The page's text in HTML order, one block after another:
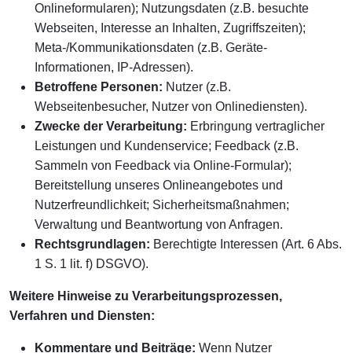
Onlineformularen); Nutzungsdaten (z.B. besuchte
Webseiten, Interesse an Inhalten, Zugriffszeiten);
Meta-/Kommunikationsdaten (z.B. Geräte-
Informationen, IP-Adressen).
Betroffene Personen: Nutzer (z.B.
Webseitenbesucher, Nutzer von Onlinediensten).
Zwecke der Verarbeitung: Erbringung vertraglicher
Leistungen und Kundenservice; Feedback (z.B.
Sammeln von Feedback via Online-Formular);
Bereitstellung unseres Onlineangebotes und
Nutzerfreundlichkeit; Sicherheitsmaßnahmen;
Verwaltung und Beantwortung von Anfragen.
Rechtsgrundlagen: Berechtigte Interessen (Art. 6 Abs.
1 S. 1 lit. f) DSGVO).
Weitere Hinweise zu Verarbeitungsprozessen,
Verfahren und Diensten:
Kommentare und Beiträge: Wenn Nutzer